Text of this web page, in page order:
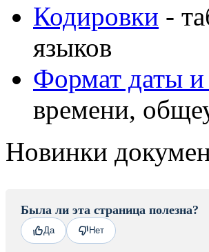
Кодировки -
языков
Формат даты
времени,
Новинки
Была ли эта страница полезна?
Да Нет